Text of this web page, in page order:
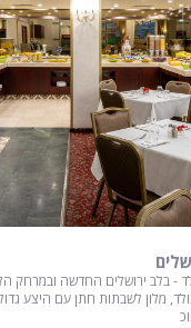
- בלב ירושלים החדשה ובמרחק
מלון לשבתות חתן עם היצע